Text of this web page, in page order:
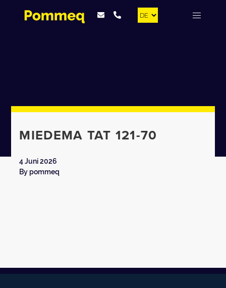
MIEDEMA TAT 121-70
4 Juni 2026
By pommeq